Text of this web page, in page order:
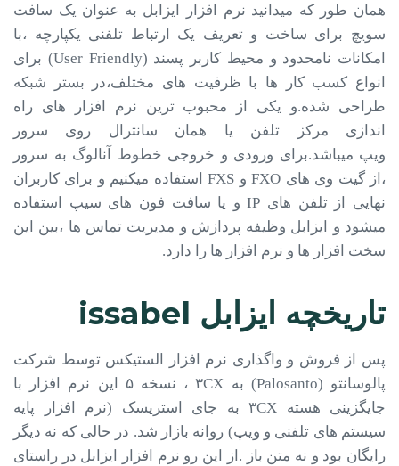
همان طور که میدانید نرم افزار ایزابل به عنوان یک سافت
سویچ برای ساخت و تعریف یک ارتباط تلفنی یکپارچه ،با
امکانات نامحدود و محیط کاربر پسند (User Friendly) برای
انواع کسب کار ها با ظرفیت های مختلف،در بستر شبکه
طراحی شده.و یکی از محبوب ترین نرم افزار های راه
اندازی مرکز تلفن یا همان سانترال روی سرور
ویپ میباشد.برای ورودی و خروجی خطوط آنالوگ به سرور
،از گیت وی های FXO و FXS استفاده میکنیم و برای کاربران
نهایی از تلفن های IP و یا سافت فون های سیپ استفاده
میشود و ایزابل وظیفه پردازش و مدیریت تماس ها ،بین این
سخت افزار ها و نرم افزار ها را دارد.
تاریخچه ایزابل issabel
پس از فروش و واگذاری نرم افزار الستیکس توسط شرکت
پالوسانتو (Palosanto) به ۳CX ، نسخه­ ۵ این نرم ­افزار با
جایگزینی هسته­ ۳CX به جای استریسک (نرم افزار پایه
سیستم های تلفنی و ویپ) روانه­ بازار شد. در حالی که نه دیگر
رایگان بود و نه متن باز .از این رو نرم افزار ایزابل در راستای